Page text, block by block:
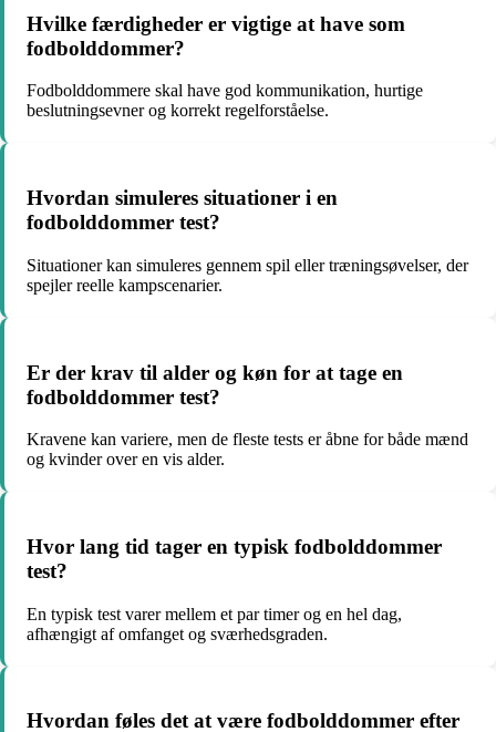
Hvilke færdigheder er vigtige at have som
fodbolddommer?
Fodbolddommere skal have god kommunikation, hurtige
beslutningsevner og korrekt regelforståelse.
Hvordan simuleres situationer i en
fodbolddommer test?
Situationer kan simuleres gennem spil eller træningsøvelser, der
spejler reelle kampscenarier.
Er der krav til alder og køn for at tage en
fodbolddommer test?
Kravene kan variere, men de fleste tests er åbne for både mænd
og kvinder over en vis alder.
Hvor lang tid tager en typisk fodbolddommer
test?
En typisk test varer mellem et par timer og en hel dag,
afhængigt af omfanget og sværhedsgraden.
Hvordan føles det at være fodbolddommer efter